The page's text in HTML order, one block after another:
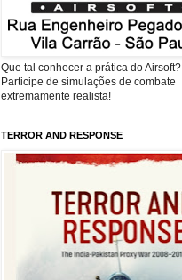
Que tal conhecer a prática do Airsoft?
Participe de simulações de combate
extremamente realista!
TERROR AND RESPONSE